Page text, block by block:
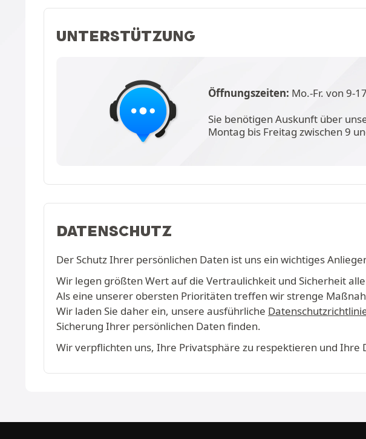
UNTERSTÜTZUNG
Öffnungszeiten: Mo.-Fr. von 9-
Sie benötigen Auskunft über
Montag bis Freitag zwischen 9
DATENSCHUTZ
Der Schutz Ihrer persönlichen Daten ist uns ein wichtiges
Wir legen größten Wert auf die Vertraulichkeit und Sicherheit
Als eine unserer obersten Prioritäten treffen wir strenge
Wir laden Sie daher ein, unsere ausführliche
Sicherung Ihrer persönlichen Daten finden.
Wir verpflichten uns, Ihre Privatsphäre zu respektieren und